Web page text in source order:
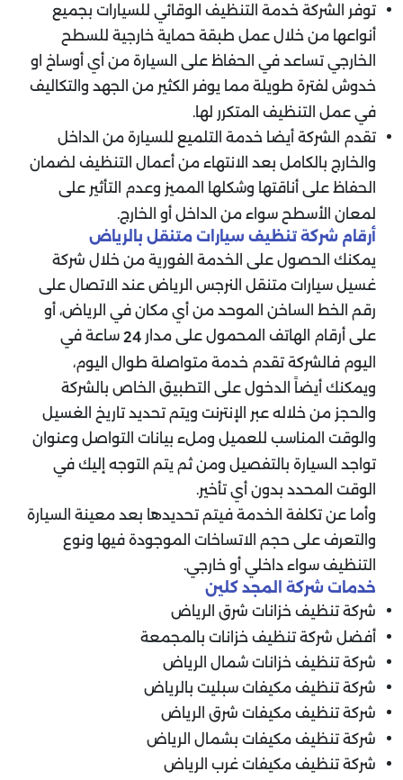
توفر الشركة خدمة التنظيف الوقائي للسيارات بجميع
أنواعها من خلال عمل طبقة حماية خارجية للسطح
الخارجي تساعد في الحفاظ على السيارة من أي أوساخ او
خدوش لفترة طويلة مما يوفر الكثير من الجهد والتكاليف
في عمل التنظيف المتكرر لها.
تقدم الشركة أيضا خدمة التلميع للسيارة من الداخل
والخارج بالكامل بعد الانتهاء من أعمال التنظيف لضمان
الحفاظ على أناقتها وشكلها المميز وعدم التأثير على
لمعان الأسطح سواء من الداخل أو الخارج.
أرقام شركة تنظيف سيارات متنقل بالرياض
يمكنك الحصول على الخدمة الفورية من خلال شركة
غسيل سيارات متنقل النرجس الرياض عند الاتصال على
رقم الخط الساخن الموحد من أي مكان في الرياض، أو
على أرقام الهاتف المحمول على مدار 24 ساعة في
اليوم فالشركة تقدم خدمة متواصلة طوال اليوم،
ويمكنك أيضاً الدخول على التطبيق الخاص بالشركة
والحجز من خلاله عبر الإنترنت ويتم تحديد تاريخ الغسيل
والوقت المناسب للعميل وملء بيانات التواصل وعنوان
تواجد السيارة بالتفصيل ومن ثم يتم التوجه إليك في
الوقت المحدد بدون أي تأخير.
وأما عن تكلفة الخدمة فيتم تحديدها بعد معينة السيارة
والتعرف على حجم الاتساخات الموجودة فيها ونوع
التنظيف سواء داخلي أو خارجي.
خدمات شركة المجد كلين
شركة تنظيف خزانات شرق الرياض
أفضل شركة تنظيف خزانات بالمجمعة
شركة تنظيف خزانات شمال الرياض
شركة تنظيف مكيفات سبليت بالرياض
شركة تنظيف مكيفات شرق الرياض
شركة تنظيف مكيفات بشمال الرياض
شركة تنظيف مكيفات غرب الرياض